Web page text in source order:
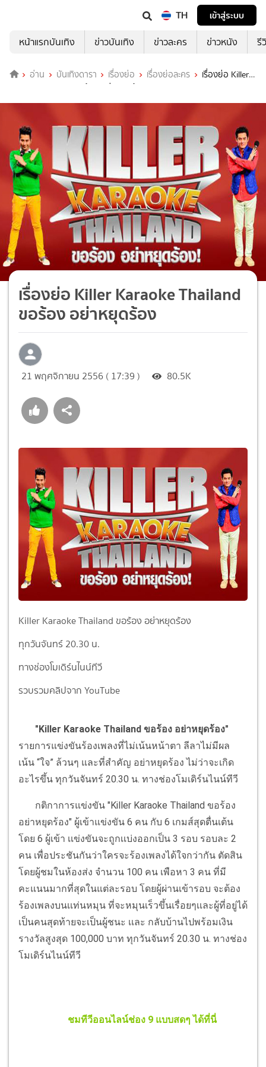
TH
เข้าสู่ระบบ
หน้าแรกบันเทิง
ข่าวบันเทิง ข่าวละคร ข่าวหนัง รี
อ่าน บันเทิงดารา เรื่องย่อ เรื่องย่อละคร
เรื่องย่อ Killer
Karaoke Thailand ขอร้อง อย่าหยุดร้อง
เรื่องย่อ Killer Karaoke Thailand
ขอร้อง อย่าหยุดร้อง
21 พฤศจิกายน 2556 ( 17:39 ) 80.5K
Killer Karaoke Thailand ขอร้อง อย่าหยุดร้อง
ทุกวันจันทร์ 20.30 น.
ทางช่องโมเดิร์นไนน์ทีวี
รวบรวมคลิปจาก YouTube
"Killer Karaoke Thailand ขอร้อง อย่าหยุดร้อง"
รายการแข่งขันร้องเพลงที่ไม่เน้นหน้าตา ลีลาไม่มีผล
เน้น “ใจ” ล้วนๆ และที่สำคัญ อย่าหยุดร้อง ไม่ว่าจะเกิด
อะไรขึ้น ทุกวันจันทร์ 20.30 น. ทางช่องโมเดิร์นไนน์ทีวี
กติกาการแข่งขัน "Killer Karaoke Thailand ขอร้อง
อย่าหยุดร้อง" ผู้เข้าแข่งขัน 6 คน กับ 6 เกมส์สุดตื่นเต้น
โดย 6 ผู้เข้า เเข่งขันจะถูกเเบ่งออกเป็น 3 รอบ รอบละ 2
คน เพื่อประชันกันว่าใครจะร้องเพลงได้ใจกว่ากัน ตัดสิน
โดยผู้ชมในห้องส่ง จำนวน 100 คน เพือหา 3 คน ที่มี
คะแนนมากที่สุดในแต่ละรอบ โดยผู้ผ่านเข้ารอบ จะต้อง
ร้องเพลงบนเเท่นหมุน ที่จะหมุนเร็วขึ้นเรื่อยๆเเละผู้ที่อยู่ได้
เป็นคนสุดท้ายจะเป็นผู้ชนะ เเละ กลับบ้านไปพร้อมเงิน
รางวัลสูงสุด 100,000 บาท ทุกวันจันทร์ 20.30 น. ทางช่อง
โมเดิร์นไนน์ทีวี
ชมทีวีออนไลน์ช่อง 9 แบบสดๆ ได้ที่นี่